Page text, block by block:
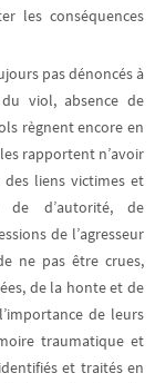
les conséquences
pas dénoncés à
viol, absence de
règnent encore en
rapportent n’avoir
des liens victimes et
de d’autorité, de
de l’agresseur
ne pas être crues,
de la honte et de
de leurs
traumatique et
et traités en